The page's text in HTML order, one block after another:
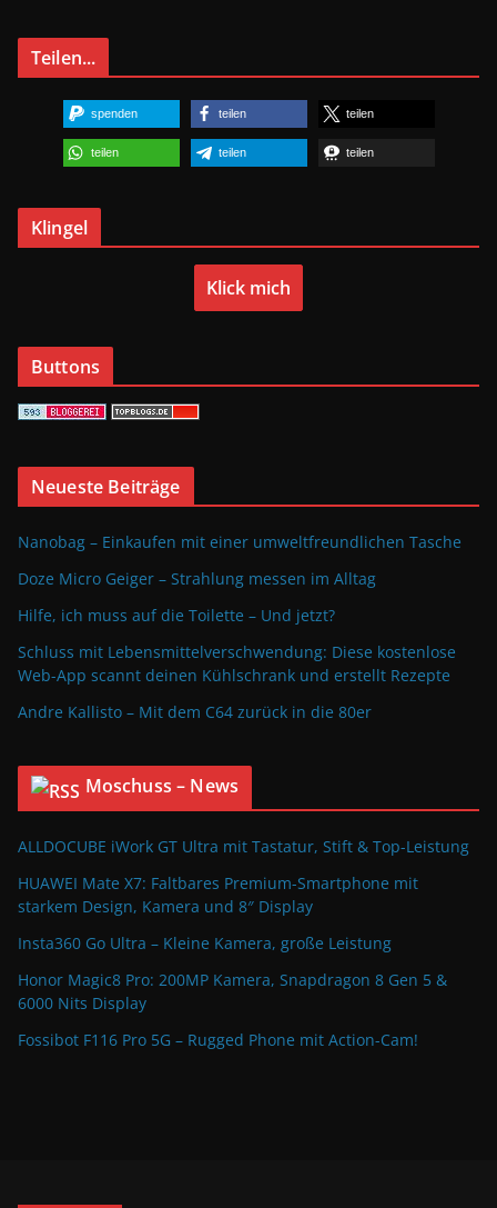
Teilen...
spenden teilen teilen
teilen teilen teilen
Klingel
Klick mich
Buttons
Neueste Beiträge
Nanobag – Einkaufen mit einer umweltfreundlichen Tasche
Doze Micro Geiger – Strahlung messen im Alltag
Hilfe, ich muss auf die Toilette – Und jetzt?
Schluss mit Lebensmittelverschwendung: Diese kostenlose
Web-App scannt deinen Kühlschrank und erstellt Rezepte
Andre Kallisto – Mit dem C64 zurück in die 80er
Moschuss – News
ALLDOCUBE iWork GT Ultra mit Tastatur, Stift & Top-Leistung
HUAWEI Mate X7: Faltbares Premium-Smartphone mit
starkem Design, Kamera und 8″ Display
Insta360 Go Ultra – Kleine Kamera, große Leistung
Honor Magic8 Pro: 200MP Kamera, Snapdragon 8 Gen 5 &
6000 Nits Display
Fossibot F116 Pro 5G – Rugged Phone mit Action-Cam!